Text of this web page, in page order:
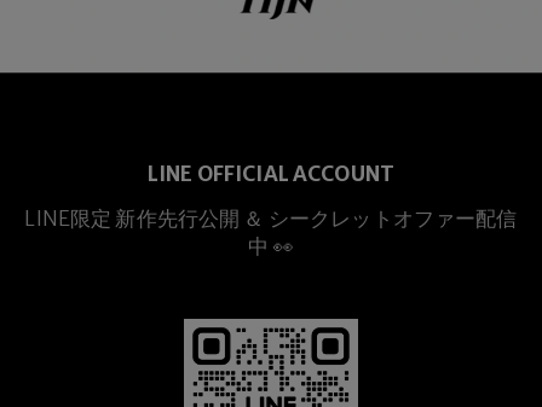
LINE OFFICIAL ACCOUNT
LINE限定 新作先行公開 ＆ シークレットオファー配信
中 👀